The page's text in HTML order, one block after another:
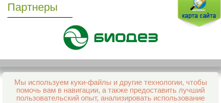
Партнеры
Мы используем куки-файлы и другие технологии, чтобы
помочь вам в навигации, а также предоставить лучший
пользовательский опыт, анализировать использование
Все права защищены и охраняются законом
© 2013–2026 Интернет-аптека Фармация